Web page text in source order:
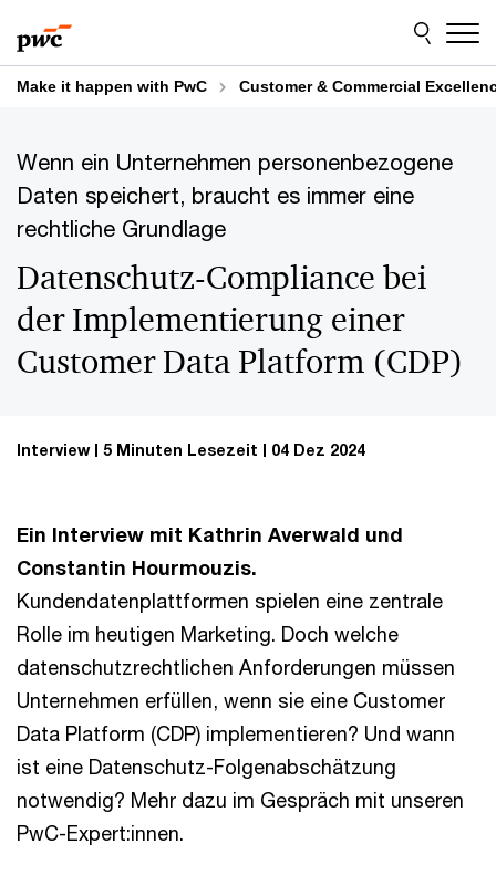
to
content
to
footer
Make it happen with PwC Customer & Commercial
Wenn ein Unternehmen personenbezogene
Daten speichert, braucht es immer eine
rechtliche Grundlage
Datenschutz-Compliance bei
der Implementierung einer
Customer Data Platform (CDP)
Interview 5 Minuten Lesezeit 04 Dez 2024
Ein Interview mit Kathrin Averwald und
Constantin Hourmouzis.
Kundendatenplattformen spielen eine zentrale
Rolle im heutigen Marketing. Doch welche
datenschutzrechtlichen Anforderungen müssen
Unternehmen erfüllen, wenn sie eine Customer
Data Platform (CDP) implementieren? Und wann
ist eine Datenschutz-Folgenabschätzung
notwendig? Mehr dazu im Gespräch mit unseren
PwC-Expert:innen.